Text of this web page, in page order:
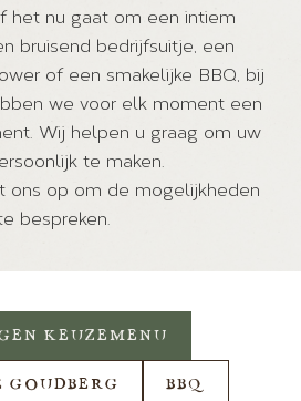
het nu gaat om een intiem
bruisend bedrijfsuitje, een
of een smakelijke BBQ, bij
we voor elk moment een
Wij helpen u graag om uw
te maken.
op om de mogelijkheden
bespreken.
KEUZEMENU
GOUDBERG BBQ